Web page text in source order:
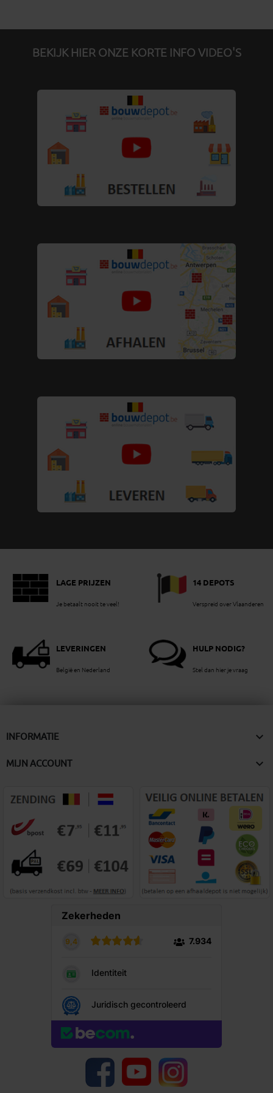
BEKIJK HIER ONZE KORTE INFO VIDEO'S
LAGE PRIJZEN
Je betaalt nooit te veel!
14 DEPOTS
Verspreid over Vlaanderen
LEVERINGEN
België en Nederland
HULP NODIG?
Stel dan hier je vraag
INFORMATIE 
MIJN ACCOUNT 